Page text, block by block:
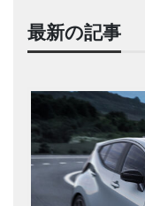
最新の記事